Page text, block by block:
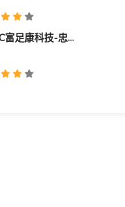
FOOTDISC富足康科技-忠孝直營門市